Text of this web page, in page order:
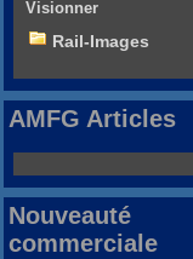
Visionner
Rail-Images
AMFG Articles
Nouveauté
commerciale